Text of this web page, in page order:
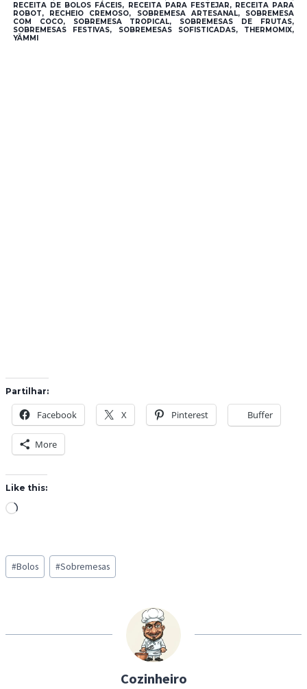
RECEITA DE BOLOS FÁCEIS, RECEITA PARA FESTEJAR, RECEITA PARA
ROBOT, RECHEIO CREMOSO, SOBREMESA ARTESANAL, SOBREMESA
COM COCO, SOBREMESA TROPICAL, SOBREMESAS DE FRUTAS,
SOBREMESAS FESTIVAS, SOBREMESAS SOFISTICADAS, THERMOMIX,
YÄMMI
Partilhar:
Facebook X Pinterest Buffer
More
Like this:
L
d
…
Post
Tags:
#Bolos #Sobremesas
Cozinheiro